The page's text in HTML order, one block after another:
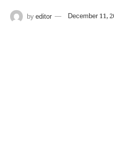
byeditor December 11,